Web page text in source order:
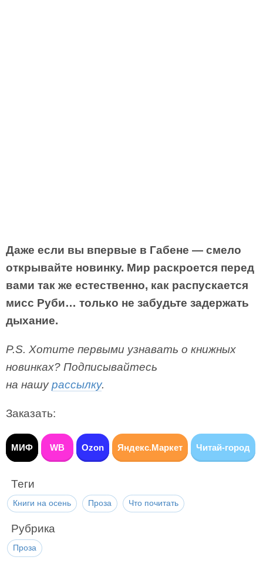
Даже если вы впервые в Габене — смело
открывайте новинку. Мир раскроется перед
вами так же естественно, как распускается
мисс Руби… только не забудьте задержать
дыхание.
P.S. Хотите первыми узнавать о книжных
новинках? Подписывайтесь
на нашурассылку.
Заказать:
МИФ WB Ozon Яндекс.Маркет Читай-город
Теги
Книги на осень Проза Что почитать
Рубрика
Проза